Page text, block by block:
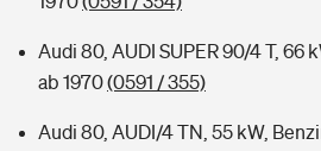
Audi 80, AUDI SUPER 90/4 T, 66
ab 1970(0591 / 355)
Audi 80, AUDI/4 TN, 55 kW,